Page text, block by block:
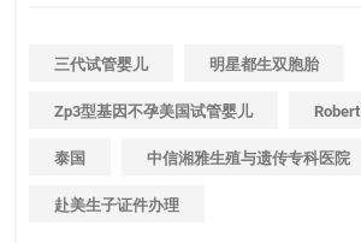
三代试管婴儿 明星都生双胞胎
Zp3型基因不孕美国试管婴儿 Robert
泰国 中信湘雅生殖与遗传专科医院
赴美生子证件办理